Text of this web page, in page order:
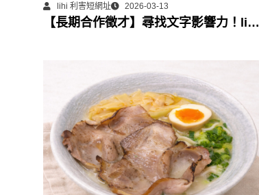
lihi 利害短網址 2026-03-13
【長期合作徵才】尋找文字影響力！lihi